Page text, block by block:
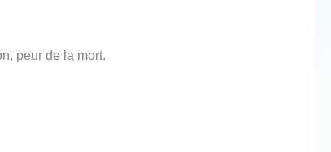
peur de la mort.